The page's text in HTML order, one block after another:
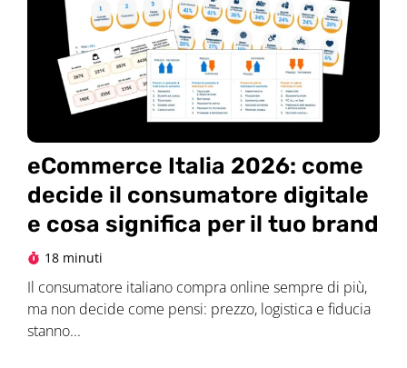
eCommerce Italia 2026: come
decide il consumatore digitale
e cosa significa per il tuo brand
18 minuti
Il consumatore italiano compra online sempre di più,
ma non decide come pensi: prezzo, logistica e fiducia
stanno...